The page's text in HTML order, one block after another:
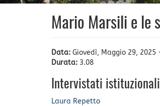
Mario Marsili e le
Data: Giovedì, Maggio 29, 2025
Durata: 3.08
Intervistati istituzionali
Laura Repetto